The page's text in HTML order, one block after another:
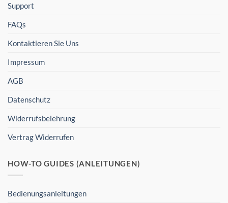
Support
FAQs
Kontaktieren Sie Uns
Impressum
AGB
Datenschutz
Widerrufsbelehrung
Vertrag Widerrufen
HOW-TO GUIDES (ANLEITUNGEN)
Bedienungsanleitungen